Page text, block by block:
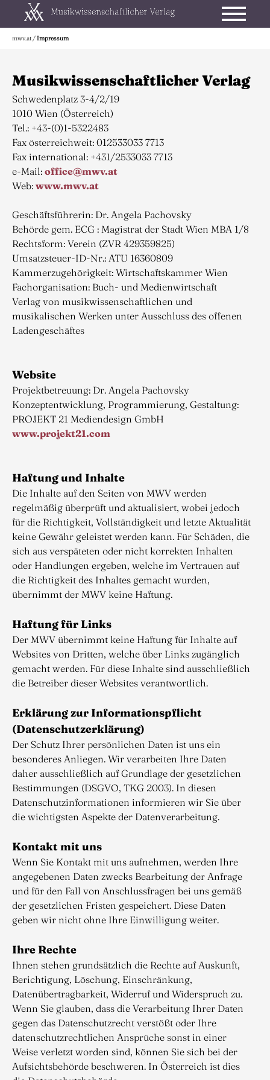
mwv.at /Impressum
Musikwissenschaftlicher Verlag
Schwedenplatz 3-4/2/19
1010 Wien (Österreich)
Tel.: +43-(0)1-5322483
Fax österreichweit: 012533033 7713
Fax international: +431/2533033 7713
e-Mail: office@mwv.at
Web: www.mwv.at
Geschäftsführerin: Dr. Angela Pachovsky
Behörde gem. ECG : Magistrat der Stadt Wien MBA 1/8
Rechtsform: Verein (ZVR 429359825)
Umsatzsteuer-ID-Nr.: ATU 16360809
Kammerzugehörigkeit: Wirtschaftskammer Wien
Fachorganisation: Buch- und Medienwirtschaft
Verlag von musikwissenschaftlichen und
musikalischen Werken unter Ausschluss des offenen
Ladengeschäftes
Website
Projektbetreuung: Dr. Angela Pachovsky
Konzeptentwicklung, Programmierung, Gestaltung:
PROJEKT 21 Mediendesign GmbH
www.projekt21.com
Haftung und Inhalte
Die Inhalte auf den Seiten von MWV werden
regelmäßig überprüft und aktualisiert, wobei jedoch
für die Richtigkeit, Vollständigkeit und letzte Aktualität
keine Gewähr geleistet werden kann. Für Schäden, die
sich aus verspäteten oder nicht korrekten Inhalten
oder Handlungen ergeben, welche im Vertrauen auf
die Richtigkeit des Inhaltes gemacht wurden,
übernimmt der MWV keine Haftung.
Haftung für Links
Der MWV übernimmt keine Haftung für Inhalte auf
Websites von Dritten, welche über Links zugänglich
gemacht werden. Für diese Inhalte sind ausschließlich
die Betreiber dieser Websites verantwortlich.
Erklärung zur Informationspflicht
(Datenschutzerklärung)
Der Schutz Ihrer persönlichen Daten ist uns ein
besonderes Anliegen. Wir verarbeiten Ihre Daten
daher ausschließlich auf Grundlage der gesetzlichen
Bestimmungen (DSGVO, TKG 2003). In diesen
Datenschutzinformationen informieren wir Sie über
die wichtigsten Aspekte der Datenverarbeitung.
Kontakt mit uns
Wenn Sie Kontakt mit uns aufnehmen, werden Ihre
angegebenen Daten zwecks Bearbeitung der Anfrage
und für den Fall von Anschlussfragen bei uns gemäß
der gesetzlichen Fristen gespeichert. Diese Daten
geben wir nicht ohne Ihre Einwilligung weiter.
Ihre Rechte
Ihnen stehen grundsätzlich die Rechte auf Auskunft,
Berichtigung, Löschung, Einschränkung,
Datenübertragbarkeit, Widerruf und Widerspruch zu.
Wenn Sie glauben, dass die Verarbeitung Ihrer Daten
gegen das Datenschutzrecht verstößt oder Ihre
datenschutzrechtlichen Ansprüche sonst in einer
Weise verletzt worden sind, können Sie sich bei der
Aufsichtsbehörde beschweren. In Österreich ist dies